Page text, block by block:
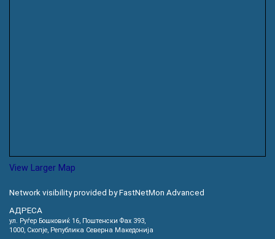
View Larger Map
Network visibility provided by FastNetMon Advanced
АДРЕСА
ул. Руѓер Бошковиќ 16, Пoштенски Фах 393,
1000, Скопје, Република Северна Македонија